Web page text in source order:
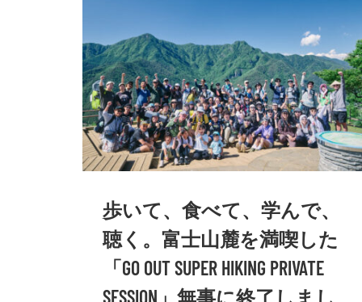
歩いて、食べて、学んで、
聴く。富士山麓を満喫した
「GO OUT SUPER HIKING PRIVATE
SESSION」無事に終了しまし